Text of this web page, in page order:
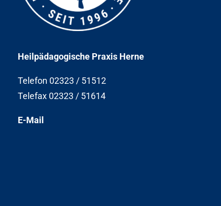
Heilpädagogische Praxis Herne
Telefon 02323 / 51512
Telefax 02323 / 51614
E-Mail